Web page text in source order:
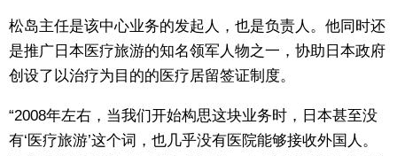
松岛主任是该中心业务的发起人，也是负责人。他同时还
是推广日本医疗旅游的知名领军人物之一，协助日本政府
创设了以治疗为目的的医疗居留签证制度。
“2008年左右，当我们开始构思这块业务时，日本甚至没
有‘医疗旅游’这个词，也几乎没有医院能够接收外国人。